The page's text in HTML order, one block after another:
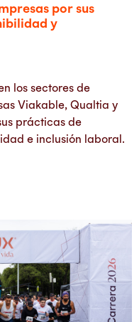
por sus
y
los sectores de
Viakable, Qualtia y
prácticas de
e inclusión laboral.